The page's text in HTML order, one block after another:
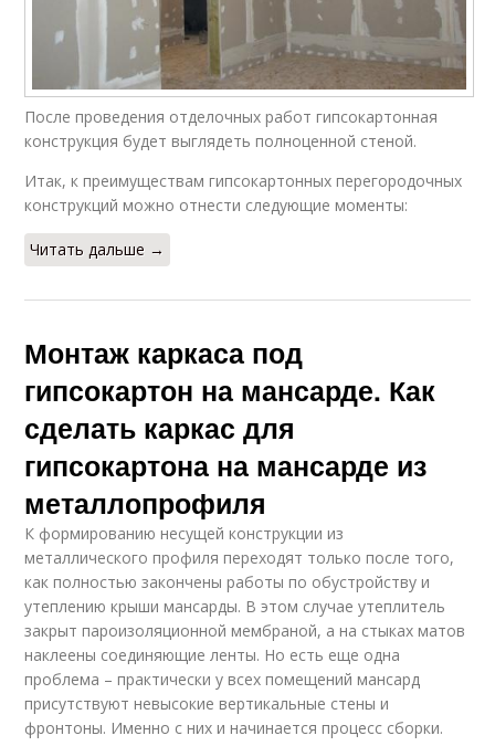
После проведения отделочных работ гипсокартонная
конструкция будет выглядеть полноценной стеной.
Итак, к преимуществам гипсокартонных перегородочных
конструкций можно отнести следующие моменты:
Читать дальше →
Монтаж каркаса под
гипсокартон на мансарде. Как
сделать каркас для
гипсокартона на мансарде из
металлопрофиля
К формированию несущей конструкции из
металлического профиля переходят только после того,
как полностью закончены работы по обустройству и
утеплению крыши мансарды. В этом случае утеплитель
закрыт пароизоляционной мембраной, а на стыках матов
наклеены соединяющие ленты. Но есть еще одна
проблема – практически у всех помещений мансард
присутствуют невысокие вертикальные стены и
фронтоны. Именно с них и начинается процесс сборки.